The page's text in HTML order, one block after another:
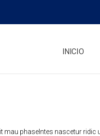
INICIO
mau phaselntes nascetur ridic